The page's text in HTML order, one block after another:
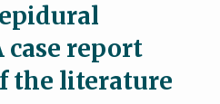
case report
the literature